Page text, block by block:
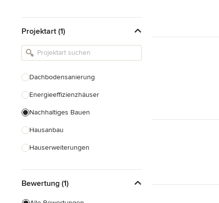
Landschaftsarchitekten
Armaturen & Sanitärbedarf
Projektart (1)
Dachbodensanierung
Energieeffizienzhäuser
Nachhaltiges Bauen
Hausanbau
Hauserweiterungen
Hausbau
Haussanierung
Bewertung (1)